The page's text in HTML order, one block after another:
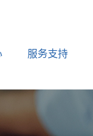
服务支持